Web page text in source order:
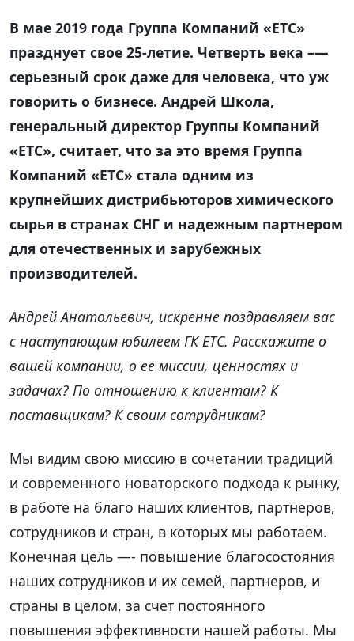
В мае 2019 года Группа Компаний «ЕТС»
празднует свое 25-летие. Четверть века –—
серьезный срок даже для человека, что уж
говорить о бизнесе. Андрей Школа,
генеральный директор Группы Компаний
«ЕТС», считает, что за это время Группа
Компаний «ЕТС» стала одним из
крупнейших дистрибьюторов химического
сырья в странах СНГ и надежным партнером
для отечественных и зарубежных
производителей.
Андрей Анатольевич, искренне поздравляем вас
с наступающим юбилеем ГК ЕТС. Расскажите о
вашей компании, о ее миссии, ценностях и
задачах? По отношению к клиентам? К
поставщикам? К своим сотрудникам?
Мы видим свою миссию в сочетании традиций
и современного новаторского подхода к рынку,
в работе на благо наших клиентов, партнеров,
сотрудников и стран, в которых мы работаем.
Конечная цель —- повышение благосостояния
наших сотрудников и их семей, партнеров, и
страны в целом, за счет постоянного
повышения эффективности нашей работы. Мы